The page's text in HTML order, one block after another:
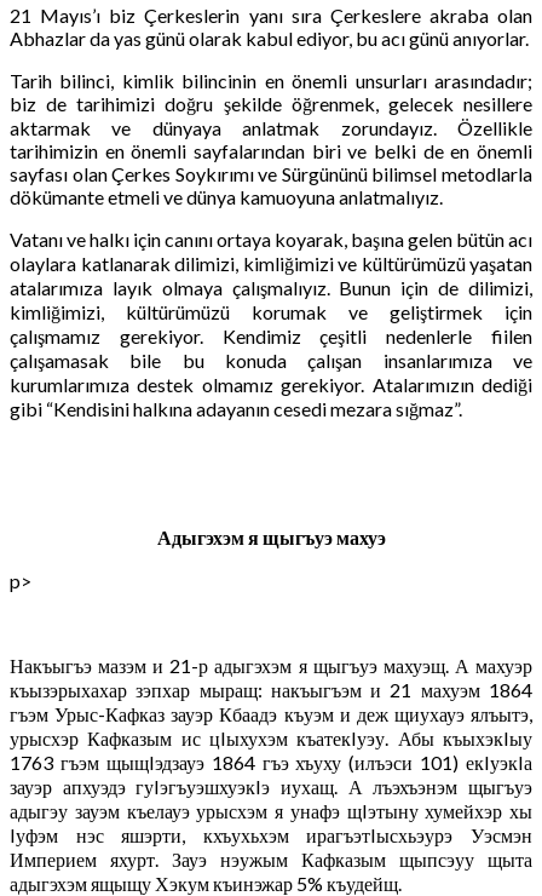
21 Mayıs’ı biz Çerkeslerin yanı sıra Çerkeslere akraba olan
Abhazlar da yas günü olarak kabul ediyor, bu acı günü anıyorlar.
Tarih bilinci, kimlik bilincinin en önemli unsurları arasındadır;
biz de tarihimizi doğru şekilde öğrenmek, gelecek nesillere
aktarmak ve dünyaya anlatmak zorundayız. Özellikle
tarihimizin en önemli sayfalarından biri ve belki de en önemli
sayfası olan Çerkes Soykırımı ve Sürgününü bilimsel metodlarla
dökümante etmeli ve dünya kamuoyuna anlatmalıyız.
Vatanı ve halkı için canını ortaya koyarak, başına gelen bütün acı
olaylara katlanarak dilimizi, kimliğimizi ve kültürümüzü yaşatan
atalarımıza layık olmaya çalışmalıyız. Bunun için de dilimizi,
kimliğimizi, kültürümüzü korumak ve geliştirmek için
çalışmamız gerekiyor. Kendimiz çeşitli nedenlerle fiilen
çalışamasak bile bu konuda çalışan insanlarımıza ve
kurumlarımıza destek olmamız gerekiyor. Atalarımızın dediği
gibi “Kendisini halkına adayanın cesedi mezara sığmaz”.
Адыгэхэм я щыгъуэ махуэ
p>
Накъыгъэ мазэм и 21-р адыгэхэм я щыгъуэ махуэщ. А махуэр
къызэрыхахар зэпхар мыращ: накъыгъэм и 21 махуэм 1864
гъэм Урыс-Кафказ зауэр Кбаадэ къуэм и деж щиухауэ ялъытэ,
урысхэр Кафказым ис цIыхухэм къатекIуэу. Абы къыхэкIыу
1763 гъэм щыщIэдзауэ 1864 гъэ хъуху (илъэси 101) екIуэкIа
зауэр апхуэдэ гуIэгъуэшхуэкIэ иухащ. А лъэхъэнэм щыгъуэ
адыгэу зауэм къелауэ урысхэм я унафэ щIэтыну хумейхэр хы
Iуфэм нэс яшэрти, кхъухьхэм ирагъэтIысхьэурэ Уэсмэн
Империем яхурт. Зауэ нэужым Кафказым щыпсэуу щыта
адыгэхэм ящыщу Хэкум къинэжар 5% къудейщ.